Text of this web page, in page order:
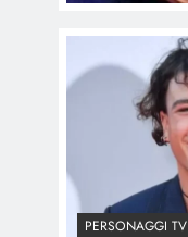
PERSONAGGI TV